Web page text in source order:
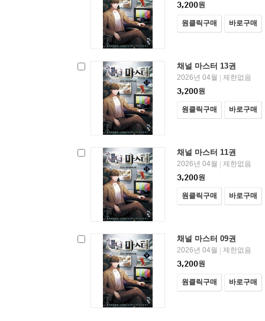
3,200원
원클릭구매 바로구매
채널 마스터 13권
2026년 04월
제한없음
3,200원
원클릭구매 바로구매
채널 마스터 11권
2026년 04월
제한없음
3,200원
원클릭구매 바로구매
채널 마스터 09권
2026년 04월
제한없음
3,200원
원클릭구매 바로구매